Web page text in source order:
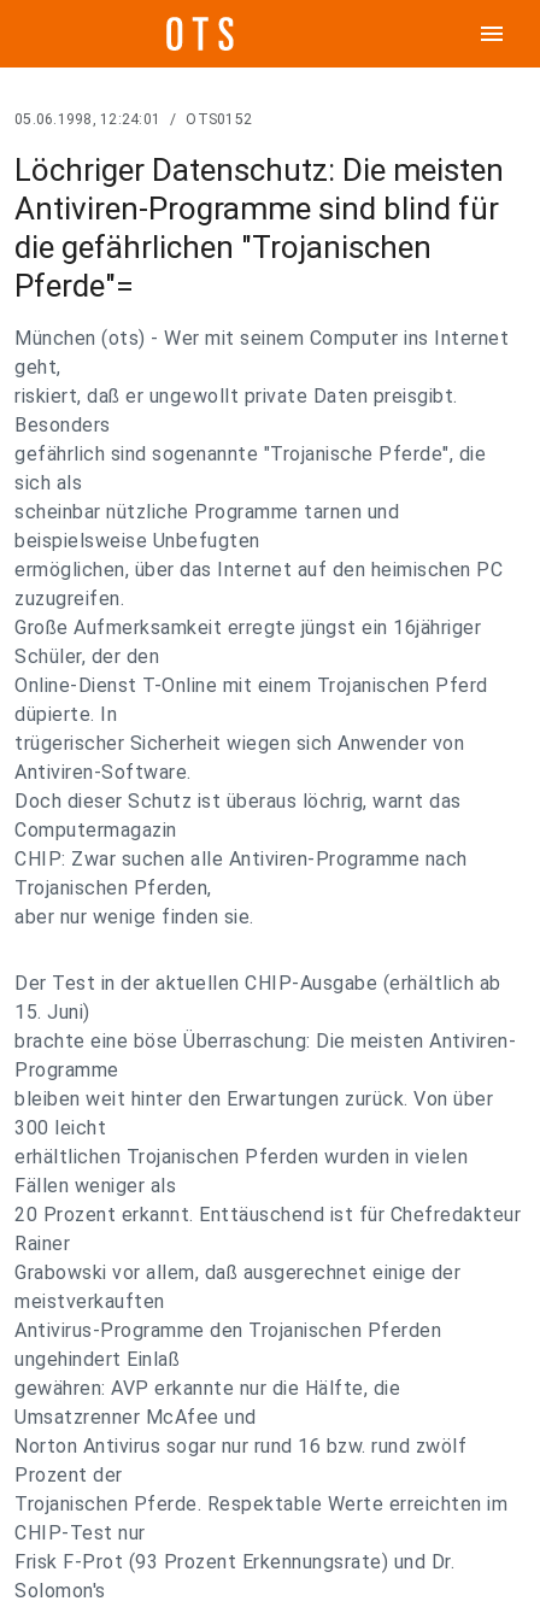
menu
05.06.1998, 12:24:01 / OTS0152
Löchriger Datenschutz: Die meisten
Antiviren-Programme sind blind für
die gefährlichen "Trojanischen
Pferde"=
München (ots) - Wer mit seinem Computer ins Internet
geht,
riskiert, daß er ungewollt private Daten preisgibt.
Besonders
gefährlich sind sogenannte "Trojanische Pferde", die
sich als
scheinbar nützliche Programme tarnen und
beispielsweise Unbefugten
ermöglichen, über das Internet auf den heimischen PC
zuzugreifen.
Große Aufmerksamkeit erregte jüngst ein 16jähriger
Schüler, der den
Online-Dienst T-Online mit einem Trojanischen Pferd
düpierte. In
trügerischer Sicherheit wiegen sich Anwender von
Antiviren-Software.
Doch dieser Schutz ist überaus löchrig, warnt das
Computermagazin
CHIP: Zwar suchen alle Antiviren-Programme nach
Trojanischen Pferden,
aber nur wenige finden sie.
Der Test in der aktuellen CHIP-Ausgabe (erhältlich ab
15. Juni)
brachte eine böse Überraschung: Die meisten Antiviren-
Programme
bleiben weit hinter den Erwartungen zurück. Von über
300 leicht
erhältlichen Trojanischen Pferden wurden in vielen
Fällen weniger als
20 Prozent erkannt. Enttäuschend ist für Chefredakteur
Rainer
Grabowski vor allem, daß ausgerechnet einige der
meistverkauften
Antivirus-Programme den Trojanischen Pferden
ungehindert Einlaß
gewähren: AVP erkannte nur die Hälfte, die
Umsatzrenner McAfee und
Norton Antivirus sogar nur rund 16 bzw. rund zwölf
Prozent der
Trojanischen Pferde. Respektable Werte erreichten im
CHIP-Test nur
Frisk F-Prot (93 Prozent Erkennungsrate) und Dr.
Solomon's